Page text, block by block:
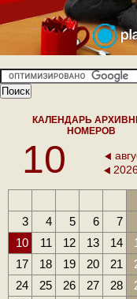
КАЛЕНДАРЬ
НОМЕРОВ
10
3
4 5 6 7
10
11 12 13 14
17
18 19 20 21
24
25 26 27 28